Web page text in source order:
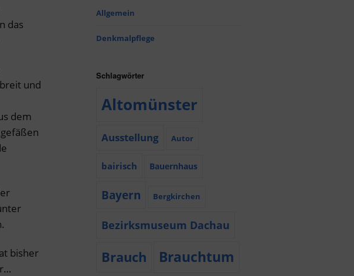
das
und
dem
bisher
Allgemein
Denkmalpflege
Schlagwörter
Altomünster
Ausstellung Autor
bairisch Bauernhaus
Bayern Bergkirchen
Bezirksmuseum Dachau
Brauch Brauchtum